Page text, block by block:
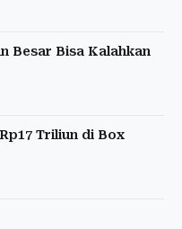
Besar Bisa Kalahkan
Triliun di Box